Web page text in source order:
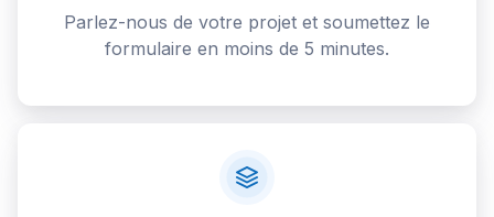
Parlez-nous de votre projet et soumettez le
formulaire en moins de 5 minutes.